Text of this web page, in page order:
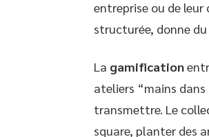
entreprise ou de
structurée, donne
La gamification
ateliers “mains
transmettre. Le
square, planter des